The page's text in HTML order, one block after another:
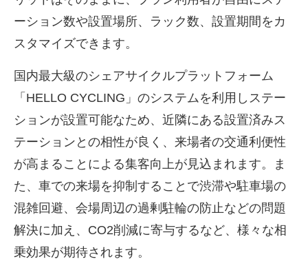
ーション数や設置場所、ラック数、設置期間をカ
スタマイズできます。
国内最大級のシェアサイクルプラットフォーム
「 HELLO CYCLING 」のシステムを利用しステー
ションが設置可能なため、近隣にある設置済みス
テーションとの相性が良く、来場者の交通利便性
が高まることによる集客向上が見込まれます。ま
た、車での来場を抑制することで渋滞や駐車場の
混雑回避、会場周辺の過剰駐輪の防止などの問題
解決に加え、 CO2削減に寄与するなど、様々な相
乗効果が期待されます。